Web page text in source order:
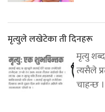
मृत्युले लखेटेका ती दिनहरू
मृत्यु
त्यसैले
चाहन्छ ।